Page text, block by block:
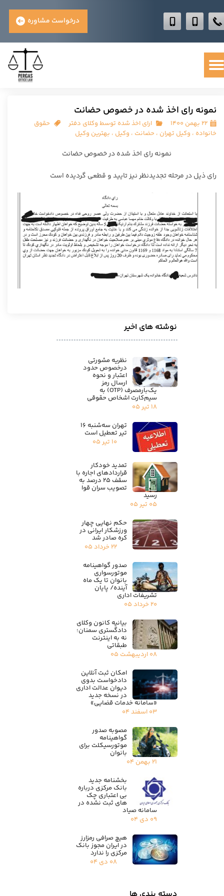
درخواست مشاوره
نمونه رای اخذ شده در خصوص حضانت
۲۲ بهمن ۱۴۰۰ ارای اخذ شده توسط وکلای دفتر
حقوق
خانواده ، وکیل تهران ، حضانت ، وکیل ، بهترین وکیل
نمونه رای اخذ شده در خصوص حضانت
رای ذیل در مرحله تجدیدنظر نیز تایید و قطعی گردیده است
نوشته های اخیر
نظریه مشورتی
درخصوص حدود
اعتبار و نحوه
ارسال رمز
یک‌بارمصرف (OTP) به
سیم‌کارت اشخاص حقوقی
۱۸ تیر ۰۵
تهران سه‌شنبه ۱۶
تیر تعطیل است
۱۰ تیر ۰۵
تمدید خودکار
قراردادهای اجاره با
سقف ۲۵ درصد به
تصویب سران قوا
رسید
۰۵ تیر ۰۵
حکم نهایی چهار
ورزشکار ایرانی در
کره صادر شد
۲۲ خرداد ۰۵
صدور گواهینامه
موتورسواری
بانوان تا یک ماه
آینده/ پایان
تشریفات اداری
۲۰ خرداد ۰۵
بیانیه کانون وکلای
دادگستری سمنان؛
نه به اینترنت
طبقاتی
۰۸ اردیبهشت ۰۵
امکان ثبت آنلاین
دادخواست بدوی
دیوان عدالت اداری
در نسخه جدید
«سامانه خدمات قضایی»
۰۳ اسفند ۰۴
مصوبه صدور
گواهینامه
موتورسیکلت برای
بانوان
۲۱ بهمن ۰۴
بخشنامه جدید
بانک مرکزی درباره
بی اعتباری چک
های ثبت نشده در
سامانه صیاد
۰۹ دی ۰۴
هیچ صرافی رمزارز
در ایران مجوز بانک
مرکزی را ندارد
۰۸ دی ۰۴